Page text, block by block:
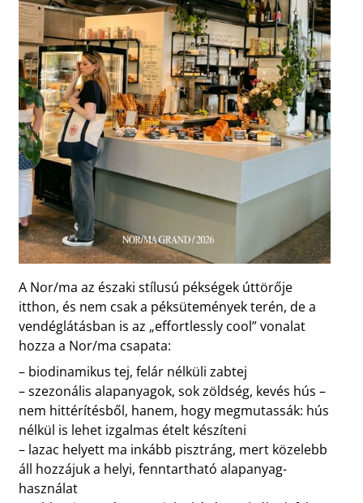
A Nor/ma az északi stílusú pékségek úttörője
itthon, és nem csak a péksütemények terén, de a
vendéglátásban is az „effortlessly cool” vonalat
hozza a Nor/ma csapata:
– biodinamikus tej, felár nélküli zabtej
– szezonális alapanyagok, sok zöldség, kevés hús –
nem hittérítésből, hanem, hogy megmutassák: hús
nélkül is lehet izgalmas ételt készíteni
– lazac helyett ma inkább pisztráng, mert közelebb
áll hozzájuk a helyi, fenntartható alapanyag-
használat